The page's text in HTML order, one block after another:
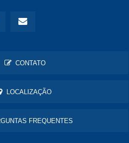
CONTATO
LOCALIZAÇÃO
FREQUENTES